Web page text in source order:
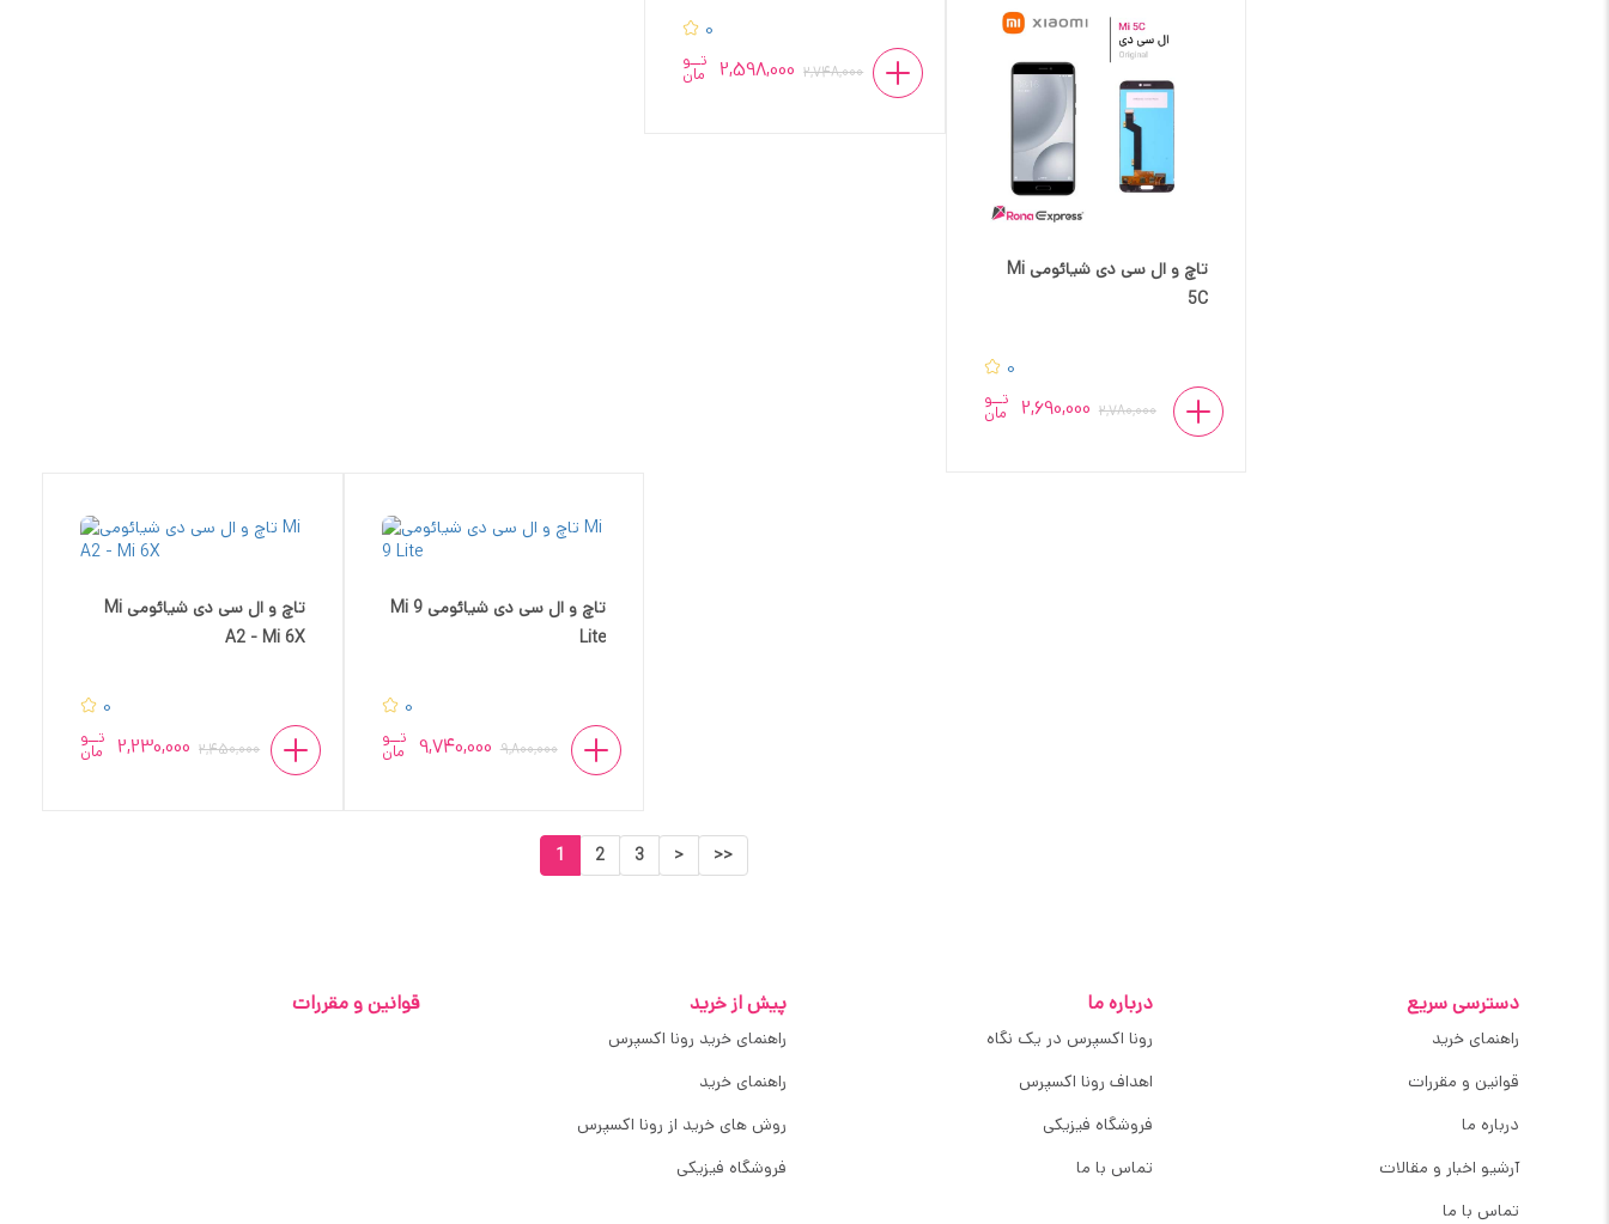
0
تــو
مان 2,598,000 2,748,000
تاچ و ال سی دی شیائومی Mi
5C
0
تــو
مان 2,690,000 2,780,000
تاچ و ال سی دی شیائومی Mi
A2 - Mi 6X
0
تــو
مان 2,230,000 2,450,000
تاچ و ال سی دی شیائومی Mi 9
Lite
0
تــو
مان 9,740,000 9,800,000
1 2 3 > >>
دسترسی سریع
راهنمای خرید
قوانین و مقررات
درباره ما
آرشیو اخبار و مقالات
تماس با ما
درباره ما
رونا اکسپرس در یک نگاه
اهداف رونا اکسپرس
فروشگاه فیزیکی
تماس با ما
پیش از خرید
راهنمای خرید رونا اکسپرس
راهنمای خرید
روش های خرید از رونا اکسپرس
فروشگاه فیزیکی
قوانین و مقررات